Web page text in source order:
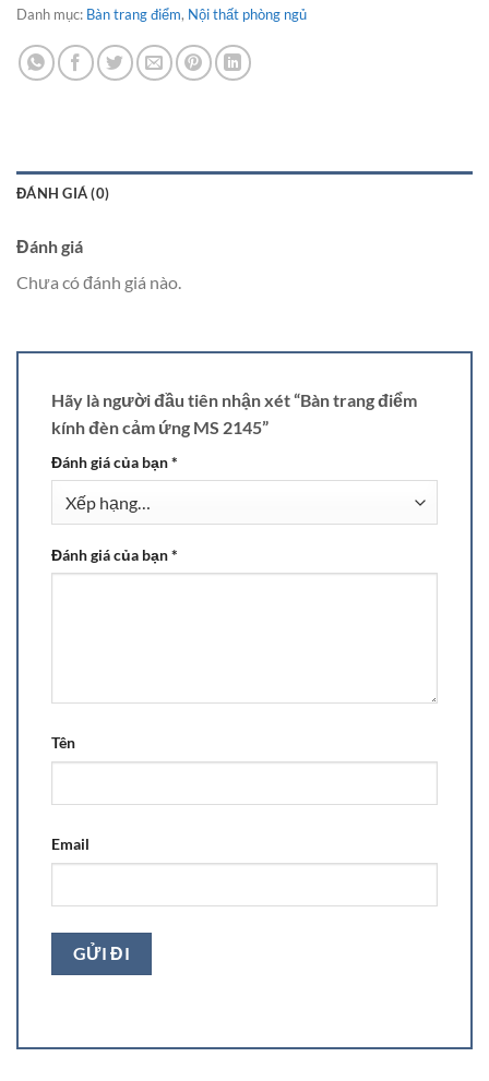
Danh mục: Bàn trang điểm, Nội thất phòng ngủ
ĐÁNH GIÁ (0)
Đánh giá
Chưa có đánh giá nào.
Hãy là người đầu tiên nhận xét “Bàn trang điểm
kính đèn cảm ứng MS 2145”
Đánh giá của bạn*
Đánh giá của bạn*
Tên
Email